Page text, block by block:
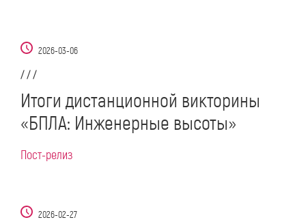
2026-03-06
/ / /
Итоги дистанционной викторины
«БПЛА: Инженерные высоты»
Пост-релиз
2026-02-27